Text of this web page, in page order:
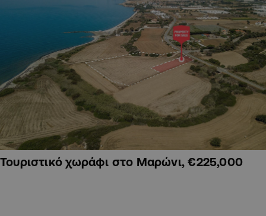
Τουριστικό χωράφι στο Μαρώνι, €225,000